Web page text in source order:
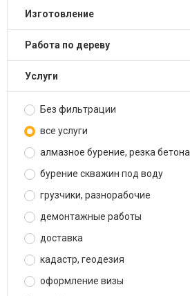
изготовление
работа по дереву
услуги
Без фильтрации
все услуги
алмазное бурение, резка бетона
бурение скважин под воду
грузчики, разнорабочие
демонтажные работы
доставка
кадастр, геодезия
оформление визы